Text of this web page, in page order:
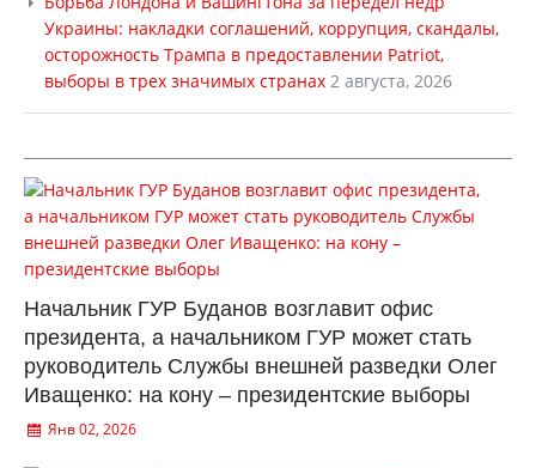
Украины: накладки соглашений, коррупция, скандалы,
осторожность Трампа в предоставлении Patriot,
выборы в трех значимых странах 2 августа, 2026
Начальник ГУР Буданов возглавит офис
президента, а начальником ГУР может стать
руководитель Службы внешней разведки Олег
Иващенко: на кону – президентские выборы
Янв 02, 2026